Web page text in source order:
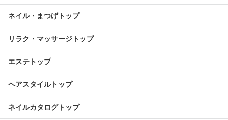
ネイル・まつげトップ
リラク・マッサージトップ
エステトップ
ヘアスタイルトップ
ネイルカタログトップ